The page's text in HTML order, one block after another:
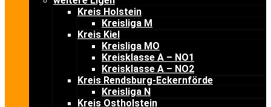
Kreis Holstein
Kreisliga M
Kreis Kiel
Kreisliga MO
Kreisklasse A – NO1
Kreisklasse A – NO2
Kreis Rendsburg-Eckernförde
Kreisliga N
Kreis Ostholstein